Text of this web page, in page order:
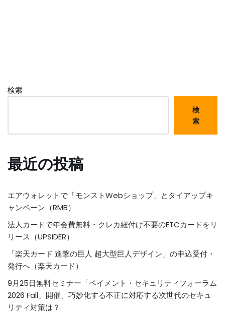
検索
検
索
最近の投稿
エアウォレットで「モンストWebショップ」とタイアップキ
ャンペーン（RMB）
法人カードで年会費無料・クレカ紐付け不要のETCカードをリ
リース（UPSIDER）
「楽天カード 進撃の巨人 超大型巨人デザイン」の申込受付・
発行へ（楽天カード）
9月25日無料セミナー「ペイメント・セキュリティフォーラム
2026 Fall」開催、巧妙化する不正に対応する次世代のセキュ
リティ対策は？